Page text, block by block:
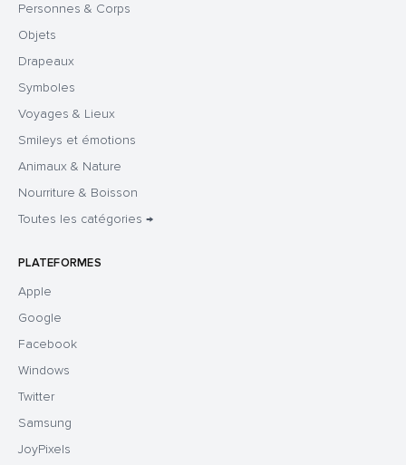
Personnes & Corps
Objets
Drapeaux
Symboles
Voyages & Lieux
Smileys et émotions
Animaux & Nature
Nourriture & Boisson
Toutes les catégories →
PLATEFORMES
Apple
Google
Facebook
Windows
Twitter
Samsung
JoyPixels